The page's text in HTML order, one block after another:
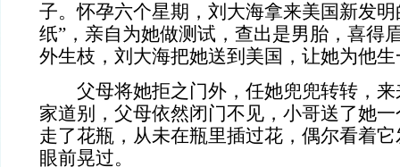
子。怀孕六个星期，刘大海拿来美国新发
纸”，亲自为她做测试，查出是男胎，喜得
外生枝，刘大海把她送到美国，让她为他
父母将她拒之门外，任她兜兜转转，来
家道别，父母依然闭门不见，小哥送了她
走了花瓶，从未在瓶里插过花，偶尔看着
眼前晃过。